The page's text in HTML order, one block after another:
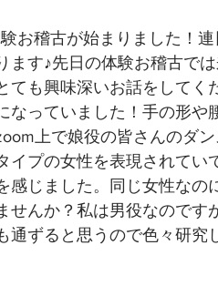
お稽古が始まりました！
ます♪先日の体験お稽古で
ても興味深いお話をしてく
なっていました！手の形
上で娘役の皆さんのダ
イプの女性を表現されてい
感じました。同じ女性な
せんか？私は男役なのです
通ずると思うので色々研究